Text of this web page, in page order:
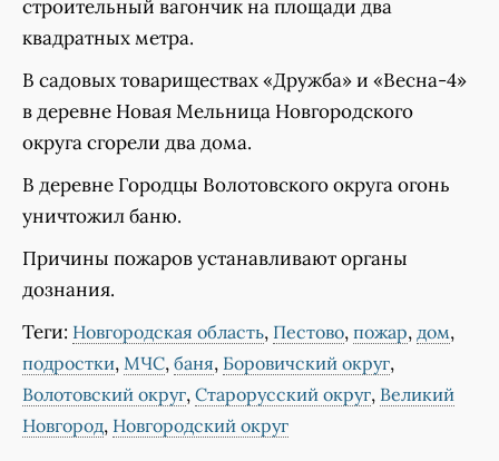
строительный вагончик на площади два
квадратных метра.
В садовых товариществах «Дружба» и «Весна-4»
в деревне Новая Мельница Новгородского
округа сгорели два дома.
В деревне Городцы Волотовского округа огонь
уничтожил баню.
Причины пожаров устанавливают органы
дознания.
Теги: Новгородская область, Пестово, пожар, дом,
подростки, МЧС, баня, Боровичский округ,
Волотовский округ, Старорусский округ, Великий
Новгород, Новгородский округ